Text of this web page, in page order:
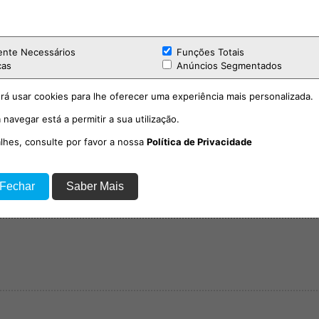
localização mais próxima da vila e de fácil
desta tradição, ao mesmo tempo que
vila durante o período de verão.
as tradições locais e promover uma
e visitantes, devolvendo ao Mercado
na vida da comunidade.
Necessários
Funções Totais
Anúncios Segmentados
usar cookies para lhe oferecer uma experiência mais personalizada.
está a permitir a sua utilização.
consulte por favor a nossa Política de Privacidade
Saber Mais